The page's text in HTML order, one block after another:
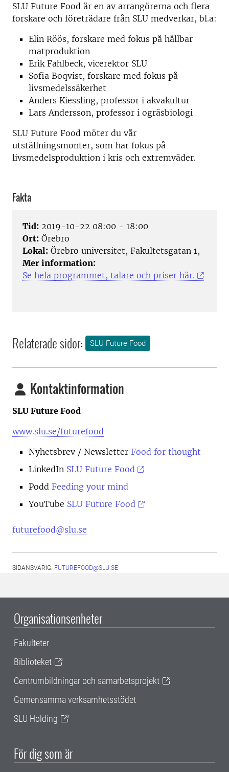
SLU Future Food är en av arrangörerna och flera
forskare och företrädare från SLU medverkar, bl.a:
Elin Röös, forskare med fokus på hållbar
matproduktion
Erik Fahlbeck, vicerektor SLU
Sofia Boqvist, forskare med fokus på
livsmedelssäkerhet
Anders Kiessling, professor i akvakultur
Lars Andersson, professor i ogräsbiologi
SLU Future Food möter du vår
utställningsmonter, som har fokus på
livsmedelsproduktion i kris och extremväder.
Fakta
Tid: 2019-10-22 08:00 - 18:00
Ort: Örebro
Lokal: Örebro universitet, Fakultetsgatan 1,
Mer information:
Se hela programmet, talare och priser här.
Relaterade sidor: SLU Future Food
Kontaktinformation
SLU Future Food
www.slu.se/futurefood
Nyhetsbrev / Newsletter Food for thought
LinkedIn SLU Future Food
Podd Feeding your mind
YouTube SLU Future Food
futurefood@slu.se
SIDANSVARIG: FUTUREFOOD@SLU.SE
Organisationsenheter
Fakulteter
Biblioteket
Centrumbildningar och samarbetsprojekt
Gemensamma verksamhetsstödet
SLU Holding
För dig som är